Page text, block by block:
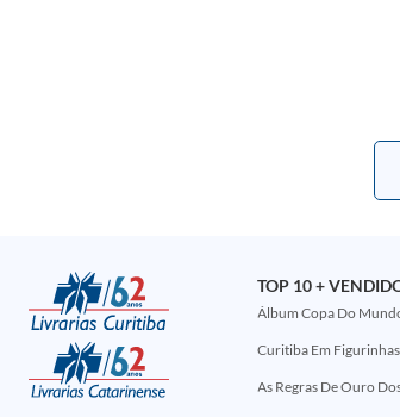
TOP 10 +
Álbum Copa Do
Curitiba Em
As Regras De Ouro